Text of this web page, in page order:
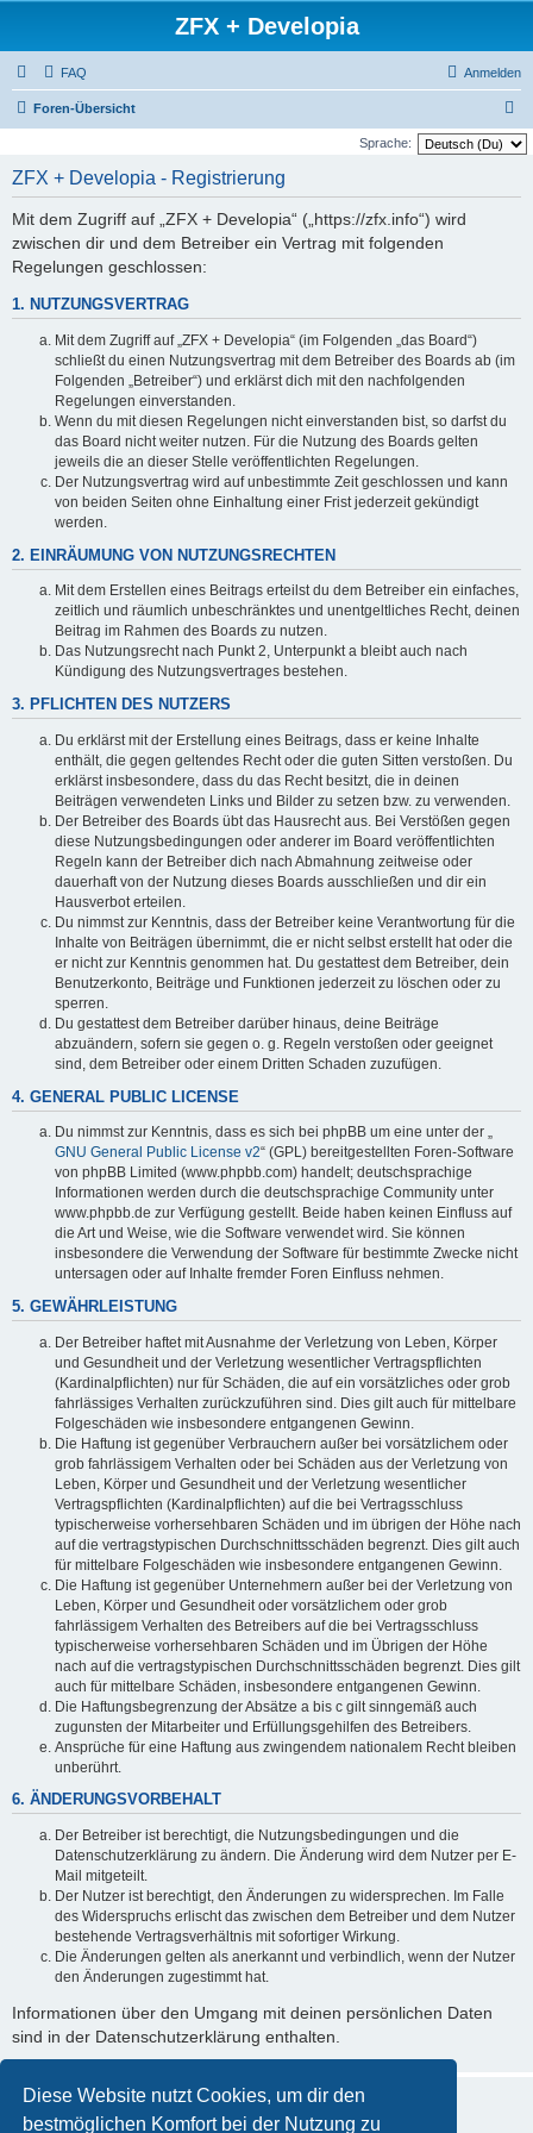
Diese Website nutzt Cookies, um dir den
bestmöglichen Komfort bei der Nutzung zu
ZFX + Developia
FAQ Anmelden
Foren-Übersicht
u
Sprache:
ZFX + Developia - Registrierung
Mit dem Zugriff auf „ZFX + Developia“ („https://zfx.info“) wird
zwischen dir und dem Betreiber ein Vertrag mit folgenden
Regelungen geschlossen:
1. NUTZUNGSVERTRAG
Mit dem Zugriff auf „ZFX + Developia“ (im Folgenden „das Board“)
schließt du einen Nutzungsvertrag mit dem Betreiber des Boards ab (im
Folgenden „Betreiber“) und erklärst dich mit den nachfolgenden
Regelungen einverstanden.
Wenn du mit diesen Regelungen nicht einverstanden bist, so darfst du
das Board nicht weiter nutzen. Für die Nutzung des Boards gelten
jeweils die an dieser Stelle veröffentlichten Regelungen.
Der Nutzungsvertrag wird auf unbestimmte Zeit geschlossen und kann
von beiden Seiten ohne Einhaltung einer Frist jederzeit gekündigt
werden.
2. EINRÄUMUNG VON NUTZUNGSRECHTEN
Mit dem Erstellen eines Beitrags erteilst du dem Betreiber ein einfaches,
zeitlich und räumlich unbeschränktes und unentgeltliches Recht, deinen
Beitrag im Rahmen des Boards zu nutzen.
Das Nutzungsrecht nach Punkt 2, Unterpunkt a bleibt auch nach
Kündigung des Nutzungsvertrages bestehen.
3. PFLICHTEN DES NUTZERS
Du erklärst mit der Erstellung eines Beitrags, dass er keine Inhalte
enthält, die gegen geltendes Recht oder die guten Sitten verstoßen. Du
erklärst insbesondere, dass du das Recht besitzt, die in deinen
Beiträgen verwendeten Links und Bilder zu setzen bzw. zu verwenden.
Der Betreiber des Boards übt das Hausrecht aus. Bei Verstößen gegen
diese Nutzungsbedingungen oder anderer im Board veröffentlichten
Regeln kann der Betreiber dich nach Abmahnung zeitweise oder
dauerhaft von der Nutzung dieses Boards ausschließen und dir ein
Hausverbot erteilen.
Du nimmst zur Kenntnis, dass der Betreiber keine Verantwortung für die
Inhalte von Beiträgen übernimmt, die er nicht selbst erstellt hat oder die
er nicht zur Kenntnis genommen hat. Du gestattest dem Betreiber, dein
Benutzerkonto, Beiträge und Funktionen jederzeit zu löschen oder zu
sperren.
Du gestattest dem Betreiber darüber hinaus, deine Beiträge
abzuändern, sofern sie gegen o. g. Regeln verstoßen oder geeignet
sind, dem Betreiber oder einem Dritten Schaden zuzufügen.
4. GENERAL PUBLIC LICENSE
Du nimmst zur Kenntnis, dass es sich bei phpBB um eine unter der „
GNU General Public License v2“ (GPL) bereitgestellten Foren-Software
von phpBB Limited (www.phpbb.com) handelt; deutschsprachige
Informationen werden durch die deutschsprachige Community unter
www.phpbb.de zur Verfügung gestellt. Beide haben keinen Einfluss auf
die Art und Weise, wie die Software verwendet wird. Sie können
insbesondere die Verwendung der Software für bestimmte Zwecke nicht
untersagen oder auf Inhalte fremder Foren Einfluss nehmen.
5. GEWÄHRLEISTUNG
Der Betreiber haftet mit Ausnahme der Verletzung von Leben, Körper
und Gesundheit und der Verletzung wesentlicher Vertragspflichten
(Kardinalpflichten) nur für Schäden, die auf ein vorsätzliches oder grob
fahrlässiges Verhalten zurückzuführen sind. Dies gilt auch für mittelbare
Folgeschäden wie insbesondere entgangenen Gewinn.
Die Haftung ist gegenüber Verbrauchern außer bei vorsätzlichem oder
grob fahrlässigem Verhalten oder bei Schäden aus der Verletzung von
Leben, Körper und Gesundheit und der Verletzung wesentlicher
Vertragspflichten (Kardinalpflichten) auf die bei Vertragsschluss
typischerweise vorhersehbaren Schäden und im übrigen der Höhe nach
auf die vertragstypischen Durchschnittsschäden begrenzt. Dies gilt auch
für mittelbare Folgeschäden wie insbesondere entgangenen Gewinn.
Die Haftung ist gegenüber Unternehmern außer bei der Verletzung von
Leben, Körper und Gesundheit oder vorsätzlichem oder grob
fahrlässigem Verhalten des Betreibers auf die bei Vertragsschluss
typischerweise vorhersehbaren Schäden und im Übrigen der Höhe
nach auf die vertragstypischen Durchschnittsschäden begrenzt. Dies gilt
auch für mittelbare Schäden, insbesondere entgangenen Gewinn.
Die Haftungsbegrenzung der Absätze a bis c gilt sinngemäß auch
zugunsten der Mitarbeiter und Erfüllungsgehilfen des Betreibers.
Ansprüche für eine Haftung aus zwingendem nationalem Recht bleiben
unberührt.
6. ÄNDERUNGSVORBEHALT
Der Betreiber ist berechtigt, die Nutzungsbedingungen und die
Datenschutzerklärung zu ändern. Die Änderung wird dem Nutzer per E-
Mail mitgeteilt.
Der Nutzer ist berechtigt, den Änderungen zu widersprechen. Im Falle
des Widerspruchs erlischt das zwischen dem Betreiber und dem Nutzer
bestehende Vertragsverhältnis mit sofortiger Wirkung.
Die Änderungen gelten als anerkannt und verbindlich, wenn der Nutzer
den Änderungen zugestimmt hat.
Informationen über den Umgang mit deinen persönlichen Daten
sind in der Datenschutzerklärung enthalten.